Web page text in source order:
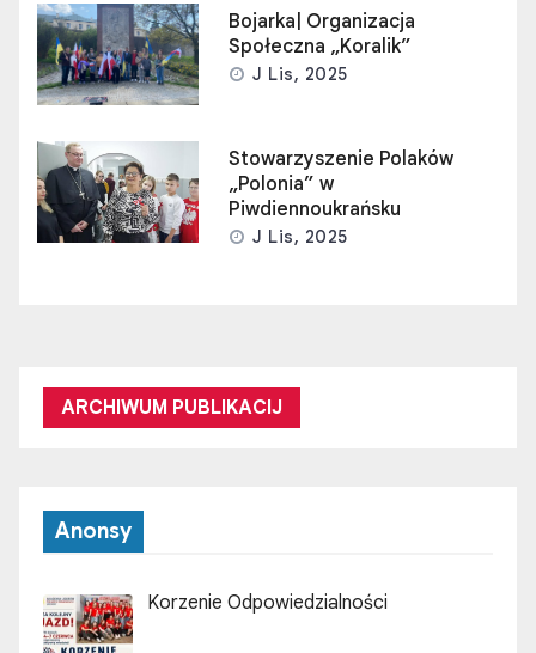
Bojarka| Organizacja
Społeczna „Koralik”
J Lis, 2025
Stowarzyszenie Polaków
„Polonia” w
Piwdiennoukrańsku
J Lis, 2025
ARCHIWUM PUBLIKACIJ
Anonsy
Korzenie Odpowiedzialności